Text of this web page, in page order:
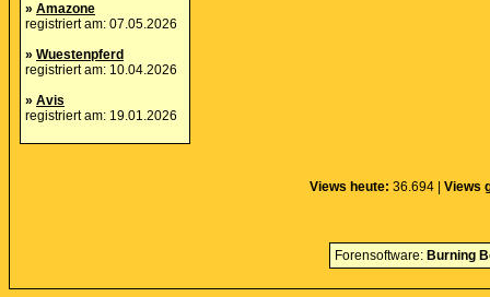
» Amazone
registriert am: 07.05.2026
» Wuestenpferd
registriert am: 10.04.2026
» Avis
registriert am: 19.01.2026
Views heute: 36.694 | Views
Forensoftware: Burning